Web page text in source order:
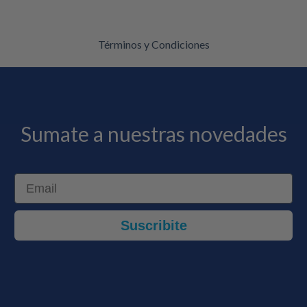
Términos y Condiciones
Sumate a nuestras novedades
Email
Suscribite